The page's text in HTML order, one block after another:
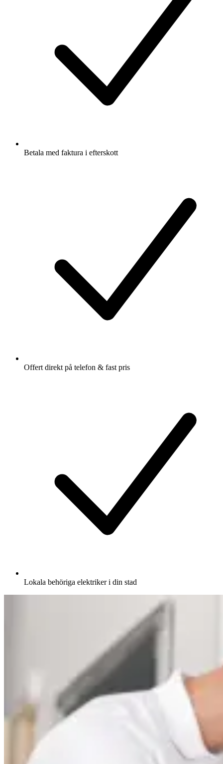
Betala med faktura i efterskott
Offert direkt på telefon & fast pris
Lokala behöriga elektriker i din stad